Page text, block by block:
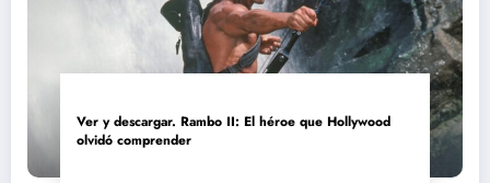
Ver y descargar. Rambo II: El héroe que Hollywood
olvidó comprender